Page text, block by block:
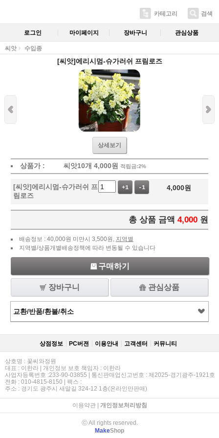
카테고리 검색
로그인 마이페이지 장바구니 관심상품
씨앗 수입종
[씨앗]에리시멈-슈가러쉬 프림로즈
상세보기
상품가 : 씨앗10개 4,000원 적립금:2%
[씨앗]에리시멈-슈가러쉬 프
림로즈
+1 -1 4,000원
총 상품 금액 4,000 원
배송정보 : 40,000원 미만시 3,500원, 지역별
지역별/상품개별배송정책에 따라 변동될 수 있습니다
구매하기
장바구니 관심상품
교환/반품/환불/취소
상점정보 PC버젼 이용안내 고객센터 커뮤니티
상호명 : 꽃씨와정원
대표 : 이한라 | 개인정보 보호 책임자 : 이한라
사업자등록번호 :233-90-03855 | 통신판매업신고번호 : 제2025-경기광주-1921호
전화 : 010-4815-8150 | 팩스 :
주소 : 경기도 광주시 새말길 324-12 1층(온라인만판매)
이용약관| 개인정보처리방침
ⓒ All rights reserved.
MakeShop